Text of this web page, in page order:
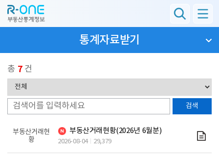
통계자료받기
총 7 건
부동산거래현
황
부동산거래현황(2026년 6월분)
2026-08-04 29,379